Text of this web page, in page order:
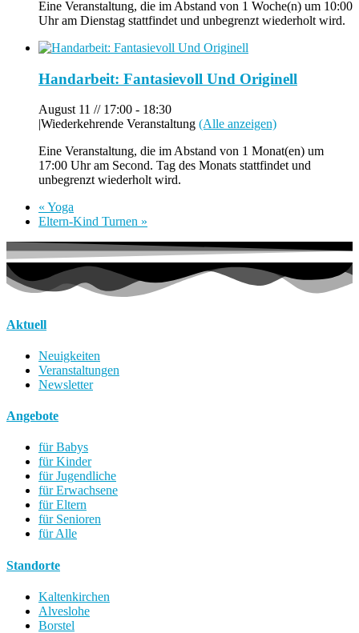
Eine Veranstaltung, die im Abstand von 1 Woche(n) um 10:00
Uhr am Dienstag stattfindet und unbegrenzt wiederholt wird.
Handarbeit: Fantasievoll Und Originell
August 11 // 17:00 - 18:30
|Wiederkehrende Veranstaltung (Alle anzeigen)
Eine Veranstaltung, die im Abstand von 1 Monat(en) um
17:00 Uhr am Second. Tag des Monats stattfindet und
unbegrenzt wiederholt wird.
« Yoga
Eltern-Kind Turnen »
Aktuell
Neuigkeiten
Veranstaltungen
Newsletter
Angebote
für Babys
für Kinder
für Jugendliche
für Erwachsene
für Eltern
für Senioren
für Alle
Standorte
Kaltenkirchen
Alveslohe
Borstel